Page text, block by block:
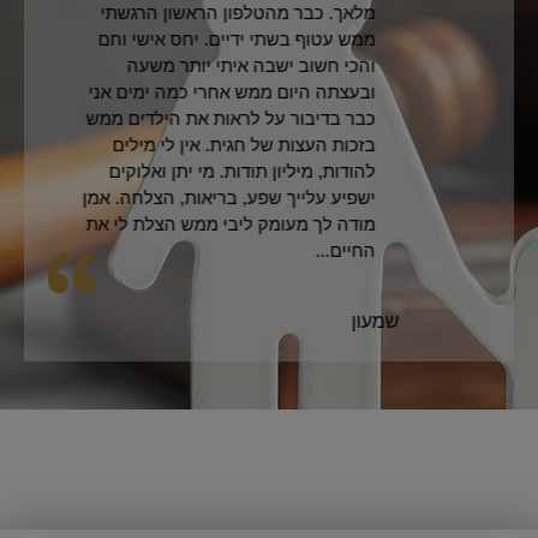
מלאך. כבר מהטלפון הראשון הרגשתי
ממש עטוף בשתי ידיים. יחס אישי וחם
והכי חשוב ישבה איתי יותר משעה
ובעצתה היום ממש אחרי כמה ימים אני
כבר בדיבור על לראות את הילדים ממש
בזכות העצות של חגית. אין לי מילים
להודות, מיליון תודות. מי יתן ואלוקים
ישפיע עלייך שפע, בריאות, הצלחה. אמן
מודה לך מעומק ליבי ממש הצלת לי את
החיים...
שמעון